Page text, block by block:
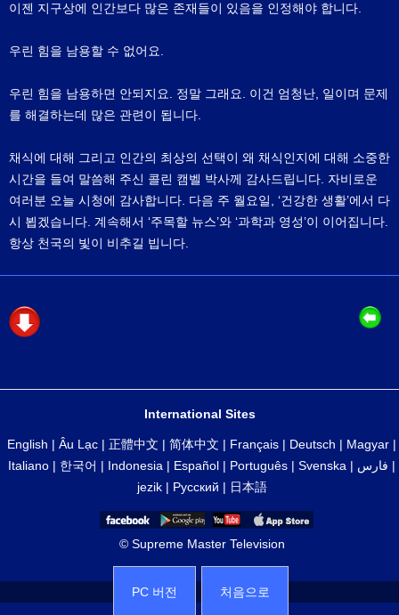
이젠 지구상에 인간보다 많은 존재들이 있음을 인정해야 합니다.
우린 힘을 남용할 수 없어요.
우린 힘을 남용하면 안되지요. 정말 그래요. 이건 엄청난, 일이며 문제
를 해결하는데 많은 관련이 됩니다.
채식에 대해 그리고 인간의 최상의 선택이 왜 채식인지에 대해 소중한
시간을 들여 말씀해 주신 콜린 캠벨 박사께 감사드립니다. 자비로운
여러분 오늘 시청에 감사합니다. 다음 주 월요일, ‘건강한 생활’에서 다
시 뵙겠습니다. 계속해서 ‘주목할 뉴스’와 ‘과학과 영성’이 이어집니다.
항상 천국의 빛이 비추길 빕니다.
International Sites
English | Âu Lạc | 正體中文 | 简体中文 | Français | Deutsch | Magyar |
Italiano | 한국어 | Indonesia | Español | Português | Svenska | فارس |
jezik| Русский | 日本語
© Supreme Master Television
PC 버전 처음으로